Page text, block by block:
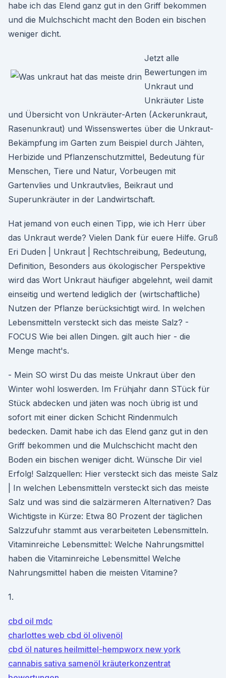
habe ich das Elend ganz gut in den Griff bekommen
und die Mulchschicht macht den Boden ein bischen
weniger dicht.
Jetzt alle
Bewertungen im
Unkraut und
Unkräuter Liste
und Übersicht von Unkräuter-Arten (Ackerunkraut,
Rasenunkraut) und Wissenswertes über die Unkraut-
Bekämpfung im Garten zum Beispiel durch Jähten,
Herbizide und Pflanzenschutzmittel, Bedeutung für
Menschen, Tiere und Natur, Vorbeugen mit
Gartenvlies und Unkrautvlies, Beikraut und
Superunkräuter in der Landwirtschaft.
Hat jemand von euch einen Tipp, wie ich Herr über
das Unkraut werde? Vielen Dank für euere Hilfe. Gruß
Eri Duden | Unkraut | Rechtschreibung, Bedeutung,
Definition, Besonders aus ökologischer Perspektive
wird das Wort Unkraut häufiger abgelehnt, weil damit
einseitig und wertend lediglich der (wirtschaftliche)
Nutzen der Pflanze berücksichtigt wird. In welchen
Lebensmitteln versteckt sich das meiste Salz? -
FOCUS Wie bei allen Dingen. gilt auch hier - die
Menge macht's.
- Mein SO wirst Du das meiste Unkraut über den
Winter wohl loswerden. Im Frühjahr dann STück für
Stück abdecken und jäten was noch übrig ist und
sofort mit einer dicken Schicht Rindenmulch
bedecken. Damit habe ich das Elend ganz gut in den
Griff bekommen und die Mulchschicht macht den
Boden ein bischen weniger dicht. Wünsche Dir viel
Erfolg! Salzquellen: Hier versteckt sich das meiste Salz
| In welchen Lebensmitteln versteckt sich das meiste
Salz und was sind die salzärmeren Alternativen? Das
Wichtigste in Kürze: Etwa 80 Prozent der täglichen
Salzzufuhr stammt aus verarbeiteten Lebensmitteln.
Vitaminreiche Lebensmittel: Welche Nahrungsmittel
haben die Vitaminreiche Lebensmittel Welche
Nahrungsmittel haben die meisten Vitamine?
1.
cbd oil mdc
charlottes web cbd öl olivenöl
cbd öl natures heilmittel-hempworx new york
cannabis sativa samenöl kräuterkonzentrat